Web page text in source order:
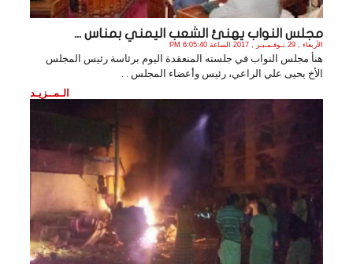
مجلس النواب يهنئ الشعب اليمني بمناس ...
الأربعاء , 29 نـوفـمـبـر , 2017 الساعة 6:05:40 PM
هنأ مجلس النواب في جلسته المنعقدة اليوم برئاسة رئيس المجلس
الأخ يحيى علي الراعي، رئيس وأعضاء المجلس . .
الـمــزيـد